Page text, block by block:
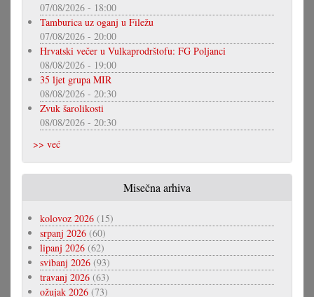
07/08/2026 - 18:00
Tamburica uz oganj u Filežu
07/08/2026 - 20:00
Hrvatski večer u Vulkaprodrštofu: FG Poljanci
08/08/2026 - 19:00
35 ljet grupa MIR
08/08/2026 - 20:30
Zvuk šarolikosti
08/08/2026 - 20:30
>> već
Misečna arhiva
kolovoz 2026 (15)
srpanj 2026 (60)
lipanj 2026 (62)
svibanj 2026 (93)
travanj 2026 (63)
ožujak 2026 (73)